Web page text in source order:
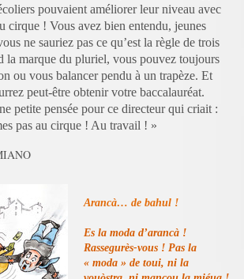
pouvaient améliorer leur niveau avec
cirque ! Vous avez bien entendu, jeunes
ne sauriez pas ce qu’est la règle de trois
la marque du pluriel, vous pouvez toujours
ou vous balancer pendu à un trapèze. Et
peut-être obtenir votre baccalauréat.
petite pensée pour ce directeur qui criait :
pas au cirque ! Au travail ! »
Arancà… de bahul !
Es la moda d’arancà !
Rassegurès-vous ! Pas la
« moda » de toui, ni la